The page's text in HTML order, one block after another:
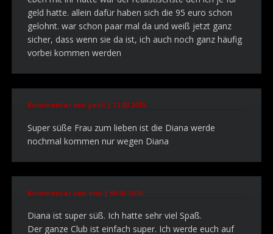
geld hatte. allein dafür haben sich die 95 euro schon
gelohnt. war schon paar mal da und weiß jetzt ganz
sicher, dass wenn sie da ist, ich auch noch ganz häufig
vorbei kommen werden
Kommentar von yasli | 11.02.2015
Super süße Frau zum lieben ist die Diana werde
nochmal kommen nur wegen Diana
Kommentar von emi | 09.02.2015
Diana ist super süß. Ich hatte sehr viel Spaß.
Der ganze Club ist einfach super. Ich werde euch auf